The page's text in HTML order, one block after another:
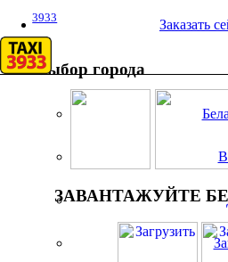
3933
ЗАВАНТАЖУЙТЕ
Заказать
Выбор города